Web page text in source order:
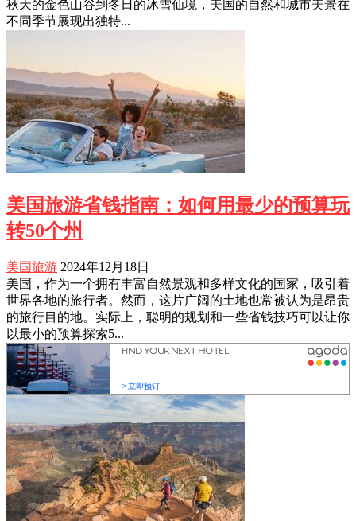
秋天的金色山谷到冬日的冰雪仙境，美国的自然和城市美景在
不同季节展现出独特...
美国旅游省钱指南：如何用最少的预算玩
转50个州
美国旅游 2024年12月18日
美国，作为一个拥有丰富自然景观和多样文化的国家，吸引着
世界各地的旅行者。然而，这片广阔的土地也常被认为是昂贵
的旅行目的地。实际上，聪明的规划和一些省钱技巧可以让你
以最小的预算探索5...